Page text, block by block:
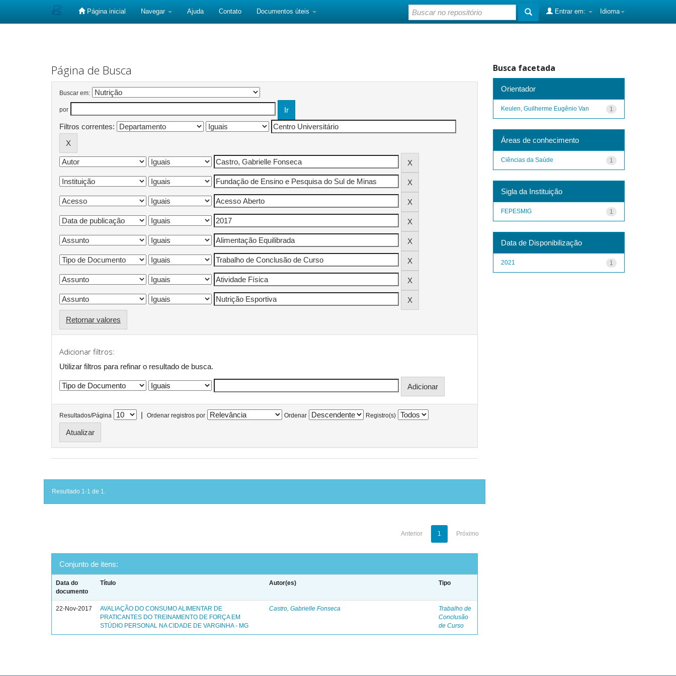
Página inicial Navegar Ajuda Contato Documentos úteis Idioma
Entrar em:
Página de Busca
Buscar em:
por
Filtros correntes:
Retornar valores
Adicionar filtros:
Utilizar filtros para refinar o resultado de busca.
Resultados/Página | Ordenar registros por Ordenar Registro(s)
Resultado 1-1 de 1.
Anterior 1 Próximo
Conjunto de itens:
Data do
documento
Título Autor(es) Tipo
22-Nov-2017
AVALIAÇÃO DO CONSUMO ALIMENTAR DE
PRATICANTES DO TREINAMENTO DE FORÇA EM
STÚDIO PERSONAL NA CIDADE DE VARGINHA - MG
Castro, Gabrielle Fonseca
Trabalho de
Conclusão
de Curso
Busca facetada
Orientador
1
Keulen, Guilherme Eugênio Van
Áreas de conhecimento
1
Ciências da Saúde
Sigla da Instituição
1
FEPESMIG
Data de Disponibilização
1
2021